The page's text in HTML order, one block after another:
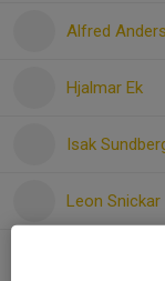
Alfred
Hjalmar Ek
Isak
Leon Snickar